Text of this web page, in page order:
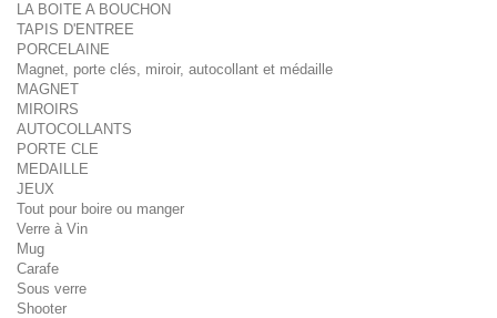
LA BOITE A BOUCHON
TAPIS D'ENTREE
PORCELAINE
Magnet, porte clés, miroir, autocollant et médaille
MAGNET
MIROIRS
AUTOCOLLANTS
PORTE CLE
MEDAILLE
JEUX
Tout pour boire ou manger
Verre à Vin
Mug
Carafe
Sous verre
Shooter